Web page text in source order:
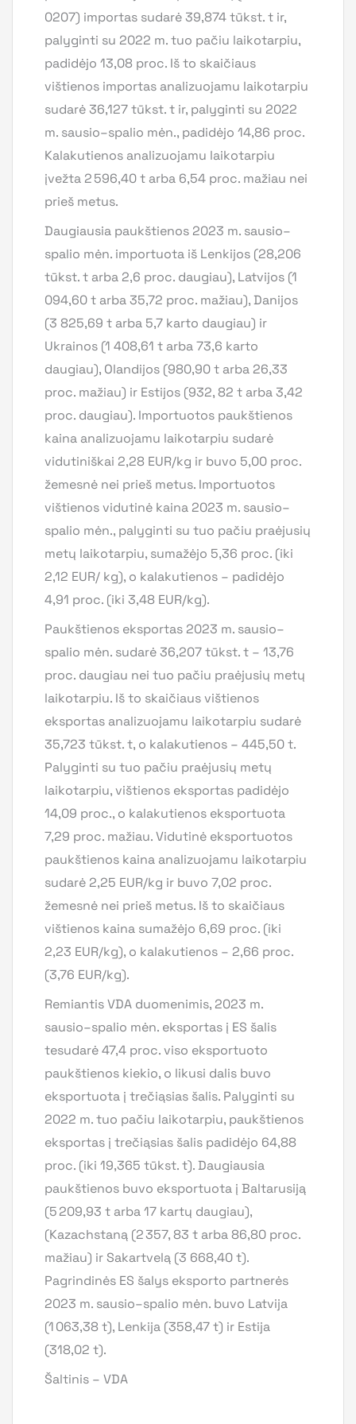
0207) importas sudarė 39,874 tūkst. t ir,
palyginti su 2022 m. tuo pačiu laikotarpiu,
padidėjo 13,08 proc. Iš to skaičiaus
vištienos importas analizuojamu laikotarpiu
sudarė 36,127 tūkst. t ir, palyginti su 2022
m. sausio–spalio mėn., padidėjo 14,86 proc.
Kalakutienos analizuojamu laikotarpiu
įvežta 2 596,40 t arba 6,54 proc. mažiau nei
prieš metus.
Daugiausia paukštienos 2023 m. sausio–
spalio mėn. importuota iš Lenkijos (28,206
tūkst. t arba 2,6 proc. daugiau), Latvijos (1
094,60 t arba 35,72 proc. mažiau), Danijos
(3 825,69 t arba 5,7 karto daugiau) ir
Ukrainos (1 408,61 t arba 73,6 karto
daugiau), Olandijos (980,90 t arba 26,33
proc. mažiau) ir Estijos (932, 82 t arba 3,42
proc. daugiau). Importuotos paukštienos
kaina analizuojamu laikotarpiu sudarė
vidutiniškai 2,28 EUR/kg ir buvo 5,00 proc.
žemesnė nei prieš metus. Importuotos
vištienos vidutinė kaina 2023 m. sausio–
spalio mėn., palyginti su tuo pačiu praėjusių
metų laikotarpiu, sumažėjo 5,36 proc. (iki
2,12 EUR/ kg), o kalakutienos – padidėjo
4,91 proc. (iki 3,48 EUR/kg).
Paukštienos eksportas 2023 m. sausio–
spalio mėn. sudarė 36,207 tūkst. t – 13,76
proc. daugiau nei tuo pačiu praėjusių metų
laikotarpiu. Iš to skaičiaus vištienos
eksportas analizuojamu laikotarpiu sudarė
35,723 tūkst. t, o kalakutienos – 445,50 t.
Palyginti su tuo pačiu praėjusių metų
laikotarpiu, vištienos eksportas padidėjo
14,09 proc., o kalakutienos eksportuota
7,29 proc. mažiau. Vidutinė eksportuotos
paukštienos kaina analizuojamu laikotarpiu
sudarė 2,25 EUR/kg ir buvo 7,02 proc.
žemesnė nei prieš metus. Iš to skaičiaus
vištienos kaina sumažėjo 6,69 proc. (iki
2,23 EUR/kg), o kalakutienos – 2,66 proc.
(3,76 EUR/kg).
Remiantis VDA duomenimis, 2023 m.
sausio–spalio mėn. eksportas į ES šalis
tesudarė 47,4 proc. viso eksportuoto
paukštienos kiekio, o likusi dalis buvo
eksportuota į trečiąsias šalis. Palyginti su
2022 m. tuo pačiu laikotarpiu, paukštienos
eksportas į trečiąsias šalis padidėjo 64,88
proc. (iki 19,365 tūkst. t). Daugiausia
paukštienos buvo eksportuota į Baltarusiją
(5 209,93 t arba 17 kartų daugiau),
(Kazachstaną (2 357, 83 t arba 86,80 proc.
mažiau) ir Sakartvelą (3 668,40 t).
Pagrindinės ES šalys eksporto partnerės
2023 m. sausio–spalio mėn. buvo Latvija
(1 063,38 t), Lenkija (358,47 t) ir Estija
(318,02 t).
Šaltinis – VDA